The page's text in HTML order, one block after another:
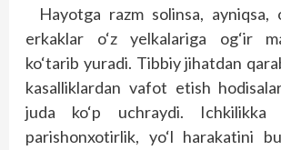
Hayotga razm solinsa, ayniqsa,
erkaklar o‘z yelkalariga og‘ir
ko‘tarib yuradi. Tibbiy jihatdan
kasalliklardan vafot etish
juda ko‘p uchraydi. Ichkilikka
parishonxotirlik, yo‘l harakatini